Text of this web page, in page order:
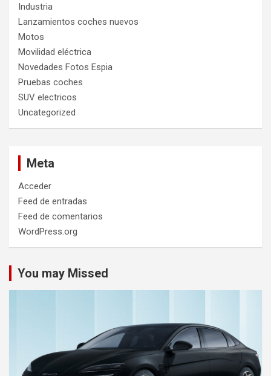
Industria
Lanzamientos coches nuevos
Motos
Movilidad eléctrica
Novedades Fotos Espia
Pruebas coches
SUV electricos
Uncategorized
Meta
Acceder
Feed de entradas
Feed de comentarios
WordPress.org
You may Missed